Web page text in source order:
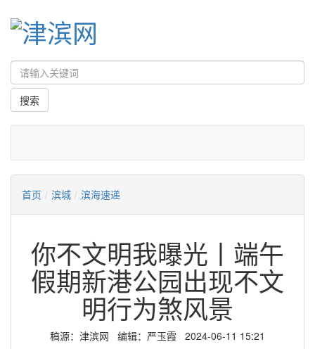
首页 / 滨城 / 滨海速递
你不文明我曝光丨端午
假期新港公园出现不文
明行为煞风景
稿源：津滨网 编辑：严玉霞 2024-06-11 15:21